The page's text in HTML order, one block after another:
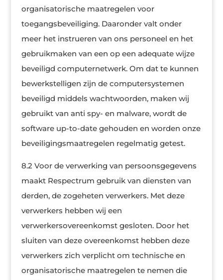
organisatorische maatregelen voor
toegangsbeveiliging. Daaronder valt onder
meer het instrueren van ons personeel en het
gebruikmaken van een op een adequate wijze
beveiligd computernetwerk. Om dat te kunnen
bewerkstelligen zijn de computersystemen
beveiligd middels wachtwoorden, maken wij
gebruikt van anti spy- en malware, wordt de
software up-to-date gehouden en worden onze
beveiligingsmaatregelen regelmatig getest.
8.2 Voor de verwerking van persoonsgegevens
maakt Respectrum gebruik van diensten van
derden, de zogeheten verwerkers. Met deze
verwerkers hebben wij een
verwerkersovereenkomst gesloten. Door het
sluiten van deze overeenkomst hebben deze
verwerkers zich verplicht om technische en
organisatorische maatregelen te nemen die